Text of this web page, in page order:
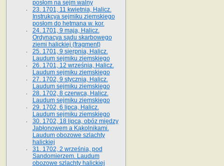
posłom na sejm walny
23. 1701, 11 kwietnia, Halicz.
Instrukcya sejmiku ziemskiego
posłom do hetmana w. kor.
24. 1701, 9 maja, Halicz.
Ordynacya sądu skarbowego
ziemi halickiej (fragment)
25. 1701, 9 sierpnia, Halicz.
Laudum sejmiku ziemskiego
26. 1701, 12 września, Halicz.
Laudum sejmiku ziemskiego
27. 1702, 9 stycznia, Halicz.
Laudum sejmiku ziemskiego
28. 1702, 8 czerwca, Halicz.
Laudum sejmiku ziemskiego
29. 1702, 6 lipca, Halicz.
Laudum sejmiku ziemskiego
30. 1702, 18 lipca, obóz między
Jabłonowem a Kąkolnikami.
Laudum obozowe szlachty
halickiej
31. 1702, 2 września, pod
Sandomierzem. Laudum
obozowe szlachty halickiej